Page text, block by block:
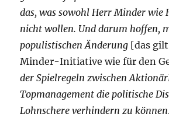
das, was sowohl Herr Minder wie
nicht wollen. Und darum hoffen,
populistischen Änderung [das
Minder-Initiative wie für den
der Spielregeln zwischen
Topmanagement die politische
Lohnschere verhindern zu können